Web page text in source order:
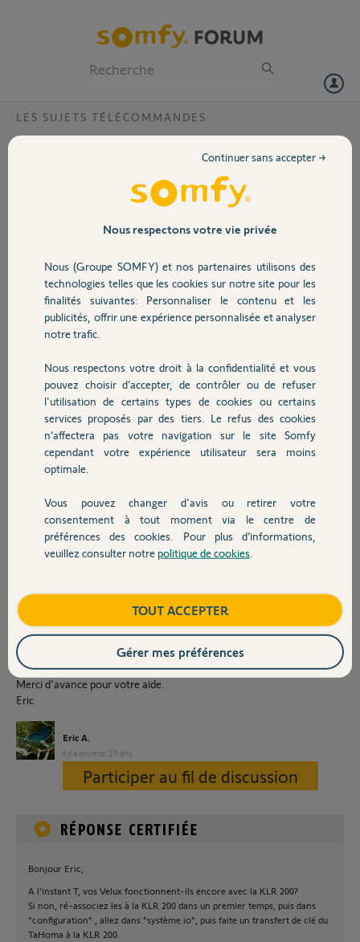
Volet
Sécurité
Domotique
Chauffage
Autres produits
Devis avec un pro
Contact
LES SUJETS TÉLÉCOMMANDES
Comment ré-associer Somfy Box et
télécommande VELUX TYPE 860963 ?
j’ai une Somfy box qui commande mes volets roulants avec des
moteurs Somfy. Ces volets sont également pilotés par une
A l’origine j’avais également enregistré mes volets de fenêtres
VELUX (Solaires) en associant mes télécommandes TYPE 860963 IO
à la Somfy Box.
L’ensemble fonctionnait parfaitement, via la Somfy Box.
IO » (incompatibilité ?). Les installateurs ont programmé l’ensemble
des VELUX sur une télécommande centralisée VELUX KLR 200.
Dès cet instant la Somfy Box n’a plus piloté les VELUX. Et les
télécommandes devenaient introuvables dans l'application Tahoma.
(Certainement un problème de clé)
J’ai déprogrammé une des télécommande TYPE 860963 de la
Impossible d’associer la télécommande TYPE 860963 à la Somfy Box.
J’ai réinitialisé le volet (procédure VELUX: appuyer sur le bouton qui se
trouve dehors sous le cache du côté du volet). Aucun effet.
que le volet s’actionne et revienne en place) toujours impossible
d’associer la télécommande.
Sauriez-vous m'aider pour que ma Somfy Box commande à nouveau
mes VELUX ?
Merci d'avance pour votre aide.
Eric
Eric A.
il y a environ 10 ans
Participer au fil de discussion
Bonjour Eric,
A l'instant T, vos Velux fonctionnent-ils encore avec la KLR 200?
Si non, ré-associez les à la KLR 200 dans un premier temps, puis dans
"configuration" , allez dans "système io", puis faite un transfert de clé du
TaHoma à la KLR 200.
Nous respectons votre vie privée
Nous (Groupe SOMFY) et nos partenaires utilisons des
technologies telles que les cookies sur notre site pour les
finalités suivantes: Personnaliser le contenu et les
publicités, offrir une expérience personnalisée et analyser
notre trafic.
Nous respectons votre droit à la confidentialité et vous
pouvez choisir d’accepter, de contrôler ou de refuser
l'utilisation de certains types de cookies ou certains
services proposés par des tiers. Le refus des cookies
n’affectera pas votre navigation sur le site Somfy
cependant votre expérience utilisateur sera moins
optimale.
Vous pouvez changer d'avis ou retirer votre
consentement à tout moment via le centre de
préférences des cookies. Pour plus d’informations,
veuillez consulter notre politique de cookies
Continuer sans accepter →
TOUT ACCEPTER
Gérer mes préférences